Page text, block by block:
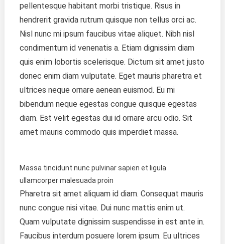
pellentesque habitant morbi tristique. Risus in
hendrerit gravida rutrum quisque non tellus orci ac.
Nisl nunc mi ipsum faucibus vitae aliquet. Nibh nisl
condimentum id venenatis a. Etiam dignissim diam
quis enim lobortis scelerisque. Dictum sit amet justo
donec enim diam vulputate. Eget mauris pharetra et
ultrices neque ornare aenean euismod. Eu mi
bibendum neque egestas congue quisque egestas
diam. Est velit egestas dui id ornare arcu odio. Sit
amet mauris commodo quis imperdiet massa.
Massa tincidunt nunc pulvinar sapien et ligula
ullamcorper malesuada proin
Pharetra sit amet aliquam id diam. Consequat mauris
nunc congue nisi vitae. Dui nunc mattis enim ut.
Quam vulputate dignissim suspendisse in est ante in.
Faucibus interdum posuere lorem ipsum. Eu ultrices